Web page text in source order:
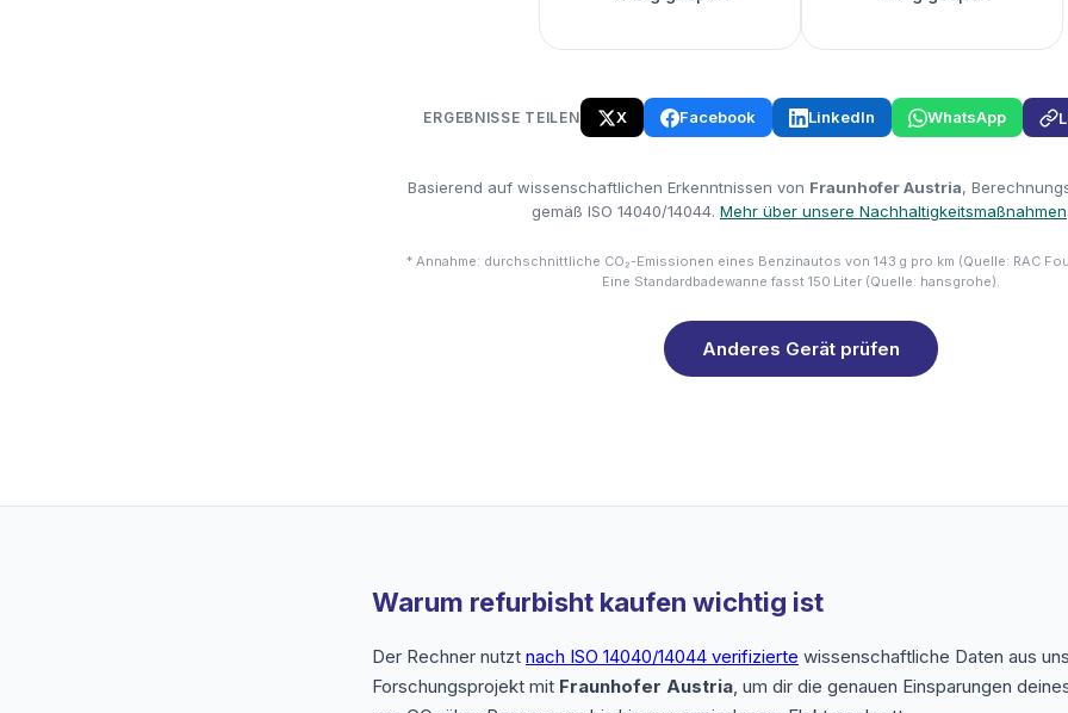
ERGEBNISSE TEILEN X Facebook LinkedIn WhatsApp
Basierend auf wissenschaftlichen Erkenntnissen von Fraunhofer Austria,
gemäß ISO 14040/14044. Mehr über unsere Nachhaltigkeitsmaßnahmen
* Annahme: durchschnittliche CO₂-Emissionen eines Benzinautos von 143 g pro km (Quelle: RAC
Eine Standardbadewanne fasst 150 Liter (Quelle: hansgrohe).
Anderes Gerät prüfen
Warum refurbisht kaufen wichtig ist
Der Rechner nutzt nach ISO 14040/14044 verifizierte wissenschaftliche Daten aus
Forschungsprojekt mit Fraunhofer Austria, um dir die genauen Einsparungen